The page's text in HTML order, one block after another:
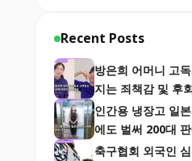
Recent Posts
방은희 어머니 고
지는 죄책감 및 후
인간용 냉장고 일
에도 벌써 200대
축구협회 외국인